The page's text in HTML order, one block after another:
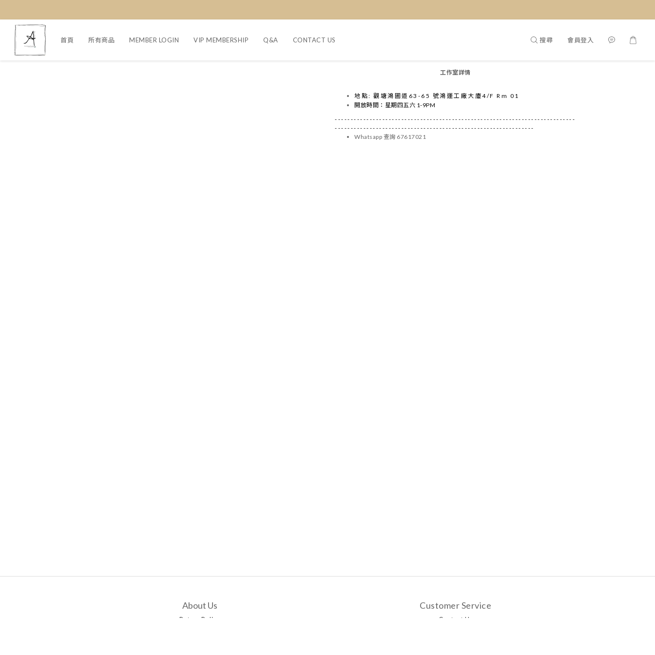
首頁 所有商品 MEMBER LOGIN VIP MEMBERSHIP Q&A CONTACT US 搜尋 會員登入
工作室詳情
地點: 觀塘鴻圖道63-65 號鴻運工廠大廈4/F Rm 01
開放時間：星期四五六 1-9PM
​----------------------------------------------------------------------------
---------------------------------------------------------------
Whatsapp 查詢 67617021
About Us
Return Policy
Customer Service
Contact Us